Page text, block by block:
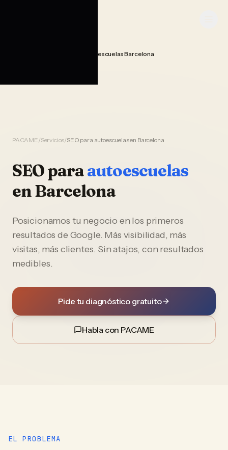
Seo Posicionamiento Autoescuelas Barcelona
PACAME/Servicios/SEO para autoescuelas en Barcelona
SEOparaautoescuelas
enBarcelona
Posicionamos tu negocio en los primeros
resultados de Google. Más visibilidad, más
visitas, más clientes. Sin atajos, con resultados
medibles.
Pide tu diagnóstico gratuito
Habla con PACAME
EL PROBLEMA